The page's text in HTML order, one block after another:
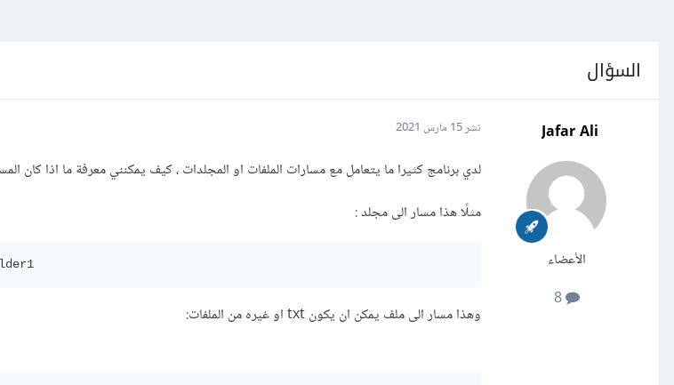
السؤال
Jafar Ali
الأعضاء
8
نشر15 مارس 2021
لدي برنامج كثيرا ما يتعامل مع مسارات الملفات او المجلدات ، كيف يمكنني معرفة ما اذا كان
مثلًا هذا مسار الى مجلد :
وهذا مسار الى ملف يمكن ان يكون txt او غيره من الملفات: